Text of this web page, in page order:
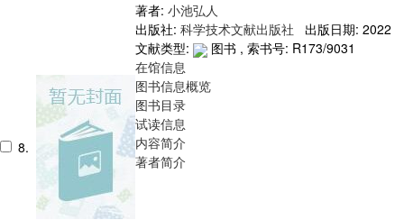
8.
著者: 小池弘人
出版社: 科学技术文献出版社
出版日期: 2022
文献类型:
图书 , 索书号: R173/9031
在馆信息
图书信息概览
图书目录
试读信息
内容简介
著者简介